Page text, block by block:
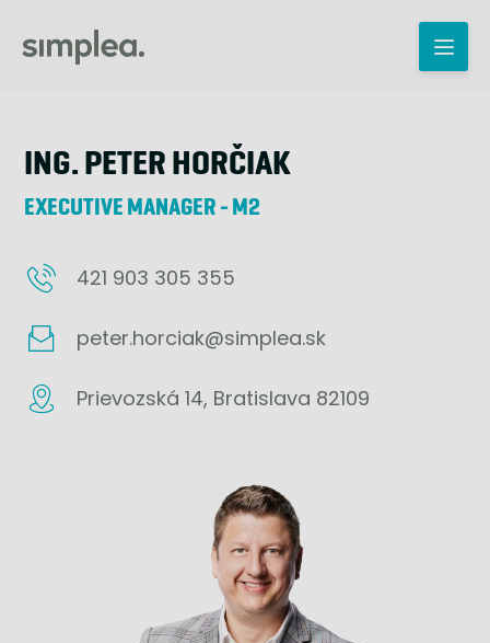
ING. PETER HORČIAK
EXECUTIVE MANAGER - M2
421 903 305 355
peter.horciak@simplea.sk
Prievozská 14, Bratislava 82109